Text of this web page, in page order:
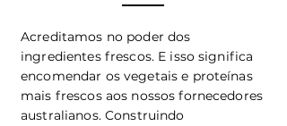
Acreditamos no poder dos
ingredientes frescos. E isso significa
encomendar os vegetais e proteínas
mais frescos aos nossos fornecedores
australianos. Construindo